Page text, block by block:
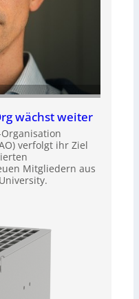
wächst weiter
verfolgt ihr Ziel
Mitgliedern aus